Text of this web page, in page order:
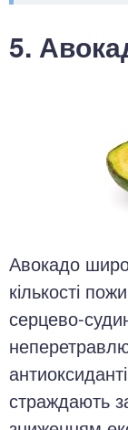
5.
Авокадо
кількості
серцево-
страждають